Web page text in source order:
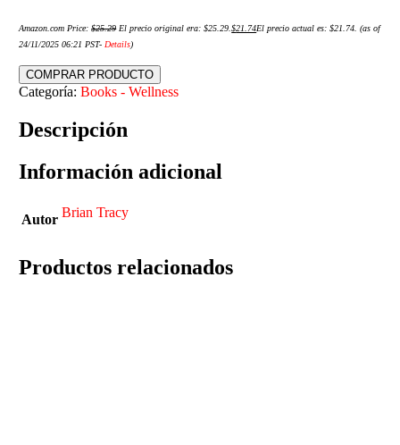
Amazon.com Price:$25.29 El precio original era: $25.29.$21.74El precio actual es: $21.74. (as of
24/11/2025 06:21 PST- Details)
COMPRAR PRODUCTO
Categoría:Books - Wellness
Descripción
Información adicional
Autor Brian Tracy
Productos relacionados